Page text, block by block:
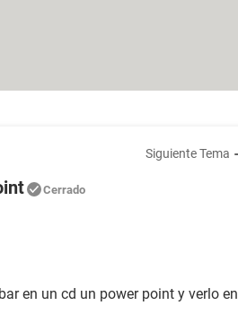
Siguiente Tema
Cerrado
en un cd un power point y verlo en